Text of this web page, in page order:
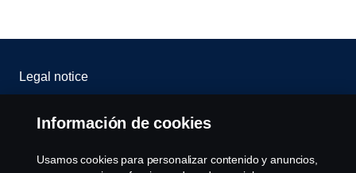
Legal notice
Privacy statement
Cookies
Información de cookies
Usamos cookies para personalizar contenido y anuncios,